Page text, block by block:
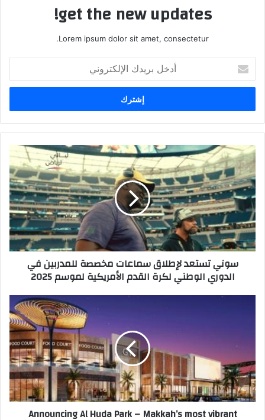
get the new updates!
Lorem ipsum dolor sit amet, consectetur.
خ
ب
ر
د
ك
ا
ل
إ
ل
ك
ت
ر
س
و
ن
ي
ت
س
ت
ع
د
ا
ع
ا
ت
سوني تستعد لإطلاق سماعات مخصصة للمدربين في
الدوري الوطني لكرة القدم الأمريكية لموسم 2025
n
c
i
n
Announcing Al Huda Park – Makkah’s most vibrant